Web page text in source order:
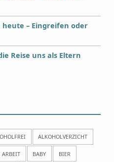
– Eingreifen oder
Reise uns als Eltern
ALKOHOLVERZICHT
ARBEIT BABY BIER